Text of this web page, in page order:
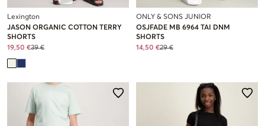
Lexington
JASON ORGANIC COTTON TERRY
SHORTS
19,50 €39 €
ONLY & SONS JUNIOR
OSJFADE MB 6964 TAI DNM
SHORTS
14,50 €29 €